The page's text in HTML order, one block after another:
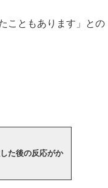
こともあります」との
た後の反応がか